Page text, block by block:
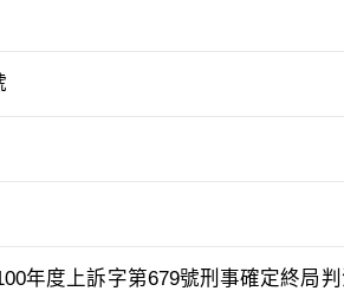
年度上訴字第679號刑事確定終局